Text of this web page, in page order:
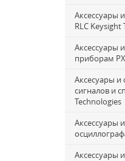
Аксессуары
RLC Keysight
Аксессуары
приборам
Аксесуары и
сигналов и
Technologies
Аксессуары
Аксессуары